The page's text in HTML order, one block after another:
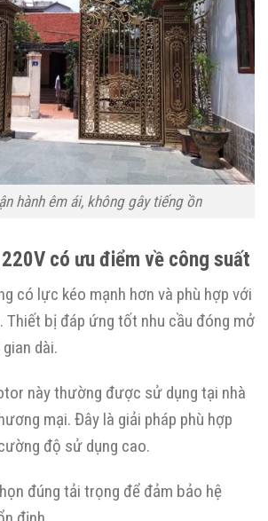
hành êm ái, không gây tiếng ồn
có ưu điểm về công suất
có lực kéo mạnh hơn và phù hợp với
Thiết bị đáp ứng tốt nhu cầu đóng mở
dài.
này thường được sử dụng tại nhà
mại. Đây là giải pháp phù hợp
độ sử dụng cao.
đúng tải trọng để đảm bảo hệ